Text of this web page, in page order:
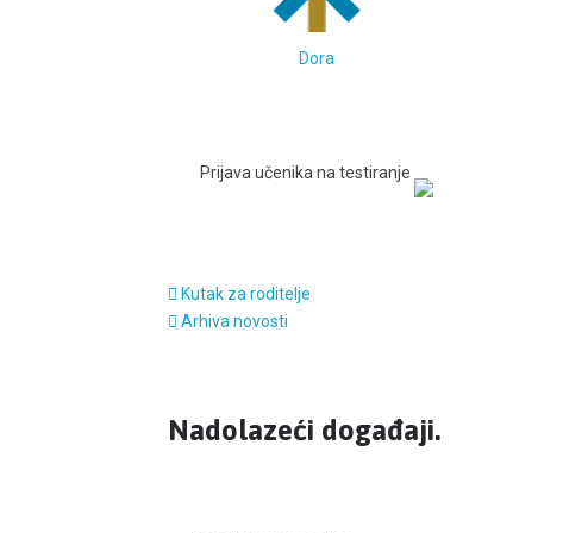
Dora
Prijava učenika na testiranje
Kutak za roditelje
Arhiva novosti
Nadolazeći događaji.